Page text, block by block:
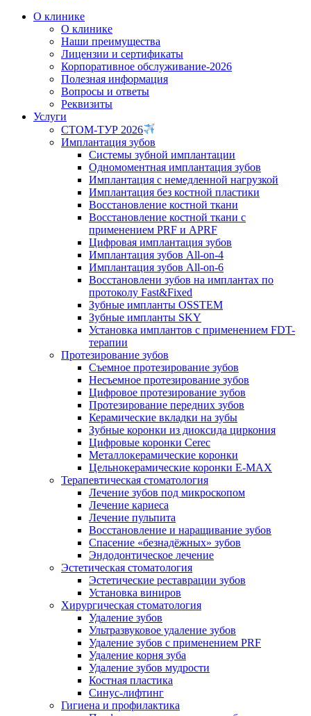
О клинике
О клинике
Наши преимущества
Лицензии и сертификаты
Корпоративное обслуживание-2026
Полезная информация
Вопросы и ответы
Реквизиты
Услуги
СТОМ-ТУР 2026
Имплантация зубов
Системы зубной имплантации
Одномоментная имплантация зубов
Имплантация с немедленной нагрузкой
Имплантация без костной пластики
Восстановление костной ткани
Восстановление костной ткани с
применением PRF и APRF
Цифровая имплантация зубов
Имплантация зубов All-on-4
Имплантация зубов All-on-6
Восстановлени зубов на имплантах по
протоколу Fast&Fixed
Зубные импланты OSSTEM
Зубные импланты SKY
Установка имплантов с применением FDT-
терапии
Протезирование зубов
Съемное протезирование зубов
Несъемное протезирование зубов
Цифровое протезирование зубов
Протезирование передних зубов
Керамические вкладки на зубы
Зубные коронки из диоксида циркония
Цифровые коронки Cerec
Металлокерамические коронки
Цельнокерамические коронки E-MAX
Терапевтическая стоматология
Лечение зубов под микроскопом
Лечение кариеса
Лечение пульпита
Восстановление и наращивание зубов
Спасение «безнадёжных» зубов
Эндодонтическое лечение
Эстетическая стоматология
Эстетические реставрации зубов
Установка виниров
Хирургическая стоматология
Удаление зубов
Ультразвуковое удаление зубов
Удаление зубов с применением PRF
Удаление корня зуба
Удаление зубов мудрости
Костная пластика
Синус-лифтинг
Гигиена и профилактика